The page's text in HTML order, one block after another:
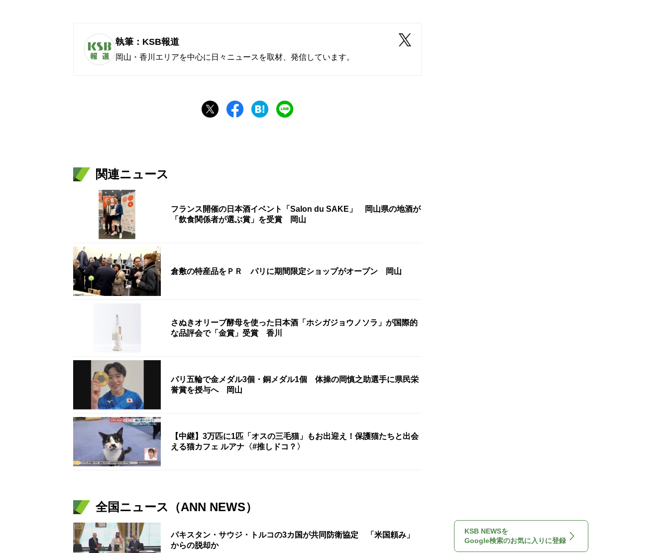
執筆：KSB報道
岡山・香川エリアを中心に日々ニュースを取材、発信しています。
関連ニュース
フランス開催の日本酒イベント「Salon du SAKE」 岡山県の地酒が
「飲食関係者が選ぶ賞」を受賞 岡山
倉敷の特産品をＰＲ パリに期間限定ショップがオープン 岡山
さぬきオリーブ酵母を使った日本酒「ホシガジョウノソラ」が国際的
な品評会で「金賞」受賞 香川
パリ五輪で金メダル3個・銅メダル1個 体操の岡慎之助選手に県民栄
誉賞を授与へ 岡山
【中継】3万匹に1匹「オスの三毛猫」もお出迎え！保護猫たちと出会
える猫カフェ ルアナ〈#推しドコ？〉
全国ニュース（ANN NEWS）
パキスタン・サウジ・トルコの3カ国が共同防衛協定 「米国頼み」
からの脱却か
KSB NEWSを
Google検索のお気に入りに登録